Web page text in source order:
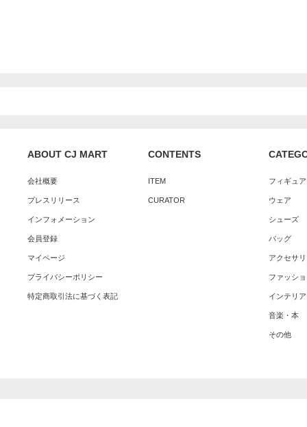
ABOUT CJ MART
会社概要
プレスリリース
インフォメーション
会員登録
マイページ
プライバシーポリシー
特定商取引法に基づく表記
CONTENTS
ITEM
CURATOR
フィギュ
ウェア
シューズ
バッグ
アクセサ
ファッシ
インテリア
音楽・本
その他